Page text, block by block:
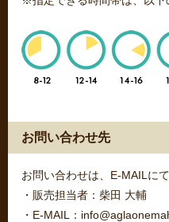
お問い合わせ先
お問い合わせは、E-MAILに
・販売担当者：柴田 大輔
・E-MAIL：